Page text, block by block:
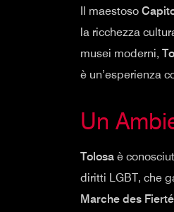
Il maestoso
la ricchezza
musei moderni,
è un’esperienza
Un
Tolosa è
diritti LGBT, che
Marche des